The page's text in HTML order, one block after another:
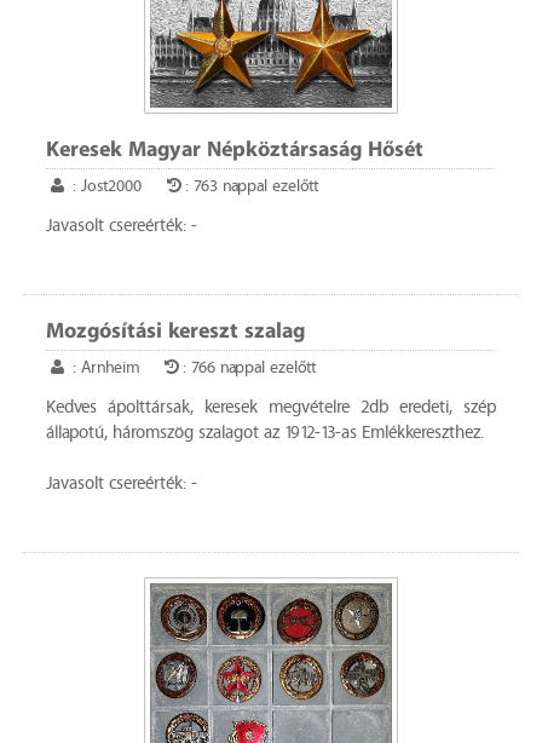
Keresek Magyar Népköztársaság Hősét
: Jost2000 : 763 nappal ezelőtt
Javasolt csereérték: -
Mozgósítási kereszt szalag
: Arnheim : 766 nappal ezelőtt
Kedves ápolttársak, keresek megvételre 2db eredeti, szép
állapotú, háromszög szalagot az 1912-13-as Emlékkereszthez.
Javasolt csereérték: -